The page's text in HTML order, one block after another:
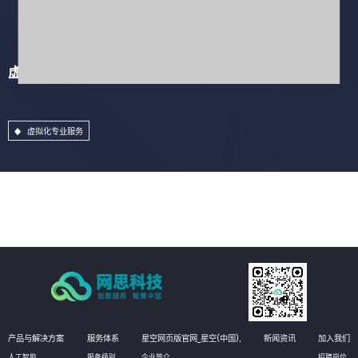
虚拟化专业服务
虚拟化专业服务
产品与解决方案 服务体系 星空网页版官网_星空(中国), 新闻资讯 加入我们